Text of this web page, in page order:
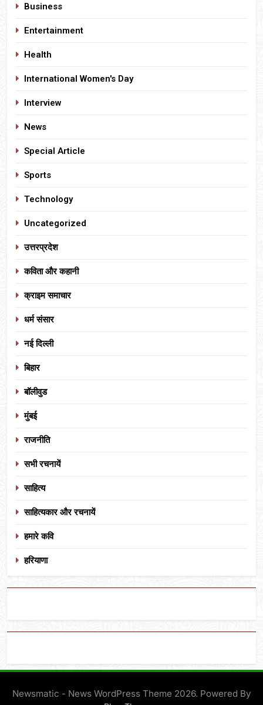
Business
Entertainment
Health
International Women's Day
Interview
News
Special Article
Sports
Technology
Uncategorized
उत्तरप्रदेश
कविता और कहानी
क्राइम समाचार
धर्म संसार
नई दिल्ली
बिहार
बॉलीवुड
मुंबई
राजनीति
सभी रचनायें
साहित्य
साहित्यकार और रचनायें
हमारे कवि
हरियाणा
Newsmatic - News WordPress Theme 2026. Powered By